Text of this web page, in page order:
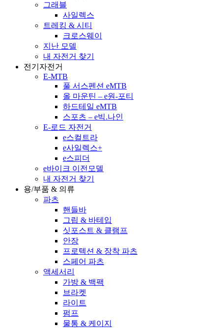
그래블
사일렉스
트레킹 & 시티
크로스웨이
지난 모델
내 자전거 찾기
전기자전거
E-MTB
풀 서스펜션 eMTB
올 마운틴 – e원-포티
하드테일 eMTB
스포츠 – e빅.나인
E-로드 자전거
e스컬트라
e사일렉스+
e스피더
e바이크 이전모델
내 자전거 찾기
용/부품 & 의류
파츠
핸들바
그립 & 바테입
싯포스트 & 클램프
안장
프로텍션 & 장착 파츠
스페어 파츠
액세서리
가방 & 백팩
브라켓
라이트
펌프
물통 & 케이지